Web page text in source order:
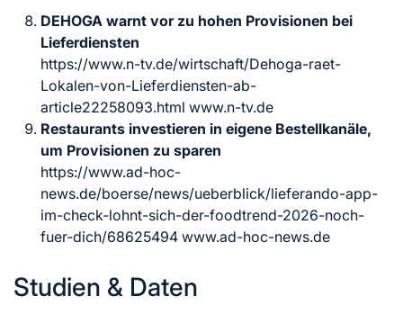
DEHOGA warnt vor zu hohen Provisionen bei
Lieferdiensten
https://www.n-tv.de/wirtschaft/Dehoga-raet-
Lokalen-von-Lieferdiensten-ab-
article22258093.html www.n-tv.de
Restaurants investieren in eigene Bestellkanäle,
um Provisionen zu sparen
https://www.ad-hoc-
news.de/boerse/news/ueberblick/lieferando-app-
im-check-lohnt-sich-der-foodtrend-2026-noch-
fuer-dich/68625494 www.ad-hoc-news.de
Studien & Daten